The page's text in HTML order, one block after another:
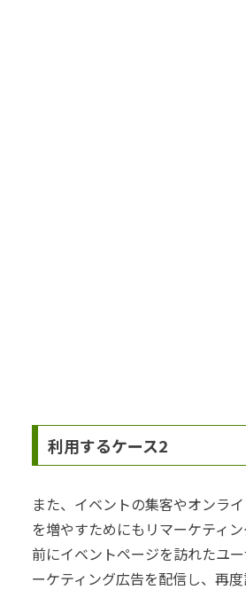
利用するケース2
また、イベントの集客やオンラ
を増やすためにもリマーケティ
前にイベントページを訪れたユ
ーケティング広告を配信し、再